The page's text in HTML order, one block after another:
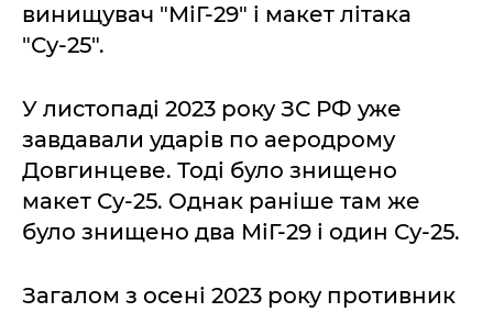
винищувач "МіГ-29" і макет літака
"Су-25".
У листопаді 2023 року ЗС РФ уже
завдавали ударів по аеродрому
Довгинцеве. Тоді було знищено
макет Су-25. Однак раніше там же
було знищено два МіГ-29 і один Су-25.
Загалом з осені 2023 року противник